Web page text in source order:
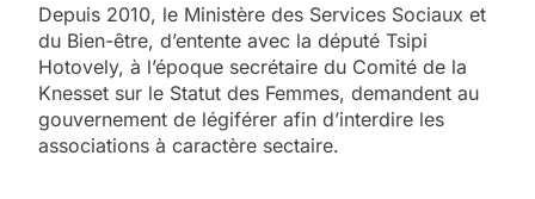
Depuis 2010, le Ministère des Services Sociaux et
du Bien-être, d’entente avec la député Tsipi
Hotovely, à l’époque secrétaire du Comité de la
Knesset sur le Statut des Femmes, demandent au
gouvernement de légiférer afin d’interdire les
associations à caractère sectaire.